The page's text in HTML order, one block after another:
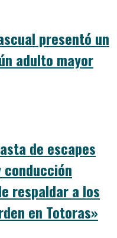
presentó un
adulto mayor
de escapes
respaldar a los
en Totoras»